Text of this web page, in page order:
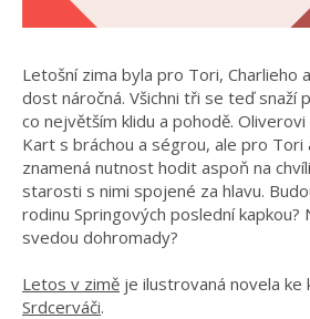
Letošní zima byla pro Tori, Charlieho
dost náročná. Všichni tři se teď snaží
co největším klidu a pohodě.
Kart s bráchou a ségrou, ale pro Tori
znamená nutnost hodit aspoň na
starosti s nimi spojené za hlavu.
rodinu Springových poslední kapkou?
svedou dohromady?
Letos v zimě je ilustrovaná novela ke
Srdcerváči.